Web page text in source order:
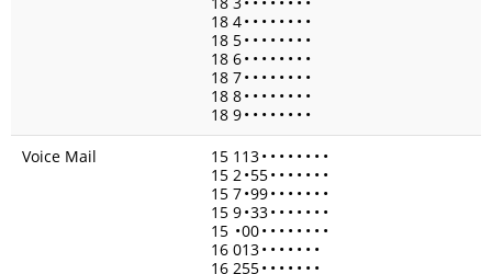
18 4• • • • • • • •
18 5• • • • • • • •
18 6• • • • • • • •
18 7• • • • • • • •
18 8• • • • • • • •
18 9• • • • • • • •
Voice Mail
15 113• • • • • • • •
15 2•55• • • • • • •
15 7•99• • • • • • •
15 9•33• • • • • • •
15 •00• • • • • • • •
16 013• • • • • • •
16 255• • • • • • •